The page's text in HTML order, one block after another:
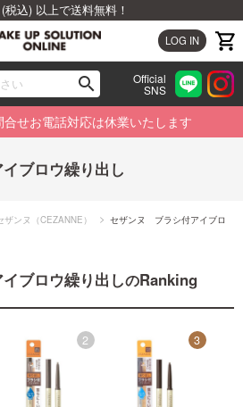
税込) 以上で送料無料！
LOG IN
search Official
SNS
ら探す
せお電話対応は休業いたします
ブロウ繰り出し
ザンヌ（CEZANNE）
セザンヌ ブラシ付アイブロ
ブロウ繰り出しのRanking
2 3